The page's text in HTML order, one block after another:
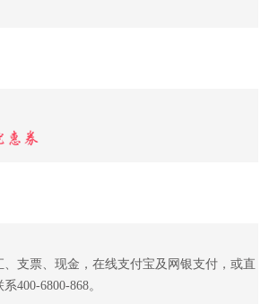
、支票、现金，在线支付宝及网银支付，或直
400-6800-868。